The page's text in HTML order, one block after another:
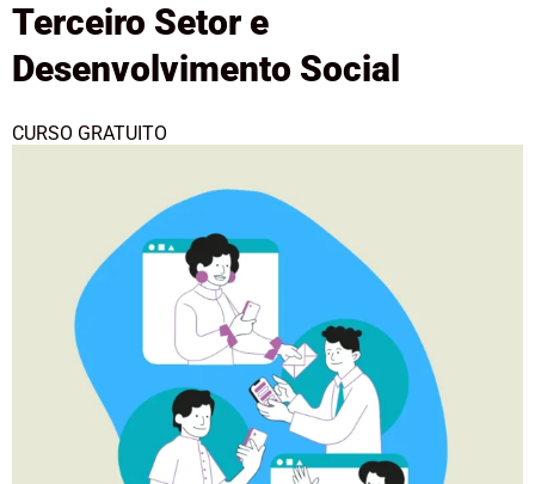
Terceiro Setor e
Desenvolvimento Social
CURSO GRATUITO